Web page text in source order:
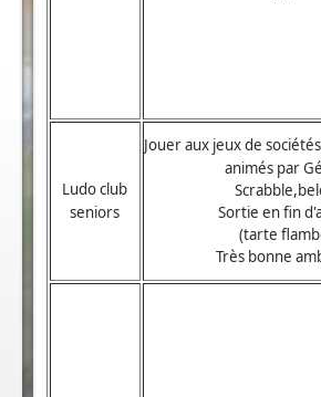
Ludo club
seniors
Jouer aux jeux de
animés par
Sortie en fin
(tarte
Très bonne